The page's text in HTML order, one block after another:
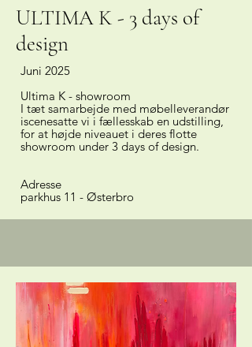
ULTIMA K - 3 days of
design
Juni 2025
Ultima K - showroom
I tæt samarbejde med møbelleverandør
iscenesatte vi i fællesskab en udstilling,
for at højde niveauet i deres flotte
showroom under 3 days of design.
Adresse
parkhus 11 - Østerbro